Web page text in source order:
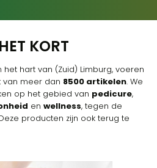
KORT
het hart van (Zuid) Limburg, voeren
meer dan 8500 artikelen. We
op het gebied van pedicure,
en wellness, tegen de
producten zijn ook terug te